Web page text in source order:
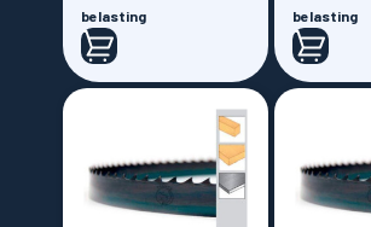
belasting
belasting